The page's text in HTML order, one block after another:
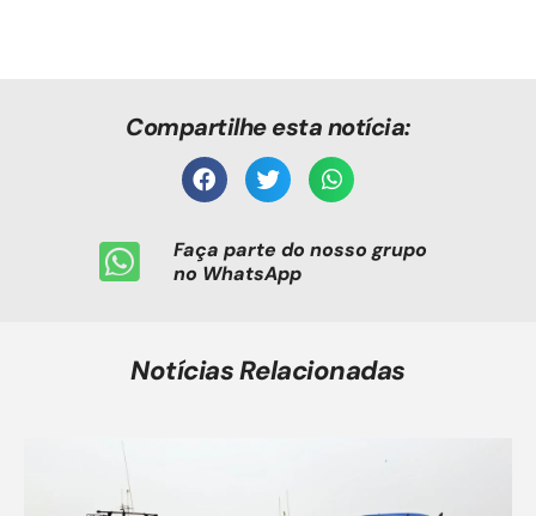
Compartilhe esta notícia:
Faça parte do nosso grupo
no WhatsApp
Notícias Relacionadas